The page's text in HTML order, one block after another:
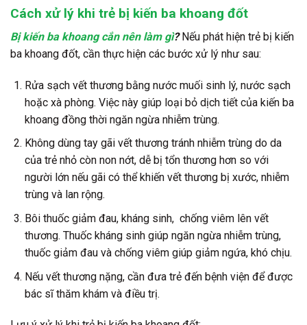
Cách xử lý khi trẻ bị kiến ba khoang đốt
Bị kiến ba khoang cắn nên làm gì? Nếu phát hiện trẻ bị kiến
ba khoang đốt, cần thực hiện các bước xử lý như sau:
Rửa sạch vết thương bằng nước muối sinh lý, nước sạch
hoặc xà phòng. Việc này giúp loại bỏ dịch tiết của kiến ba
khoang đồng thời ngăn ngừa nhiễm trùng.
Không dùng tay gãi vết thương tránh nhiễm trùng do da
của trẻ nhỏ còn non nớt, dễ bị tổn thương hơn so với
người lớn nếu gãi có thể khiến vết thương bị xước, nhiễm
trùng và lan rộng.
Bôi thuốc giảm đau, kháng sinh, chống viêm lên vết
thương. Thuốc kháng sinh giúp ngăn ngừa nhiễm trùng,
thuốc giảm đau và chống viêm giúp giảm ngứa, khó chịu.
Nếu vết thương nặng, cần đưa trẻ đến bệnh viện để được
bác sĩ thăm khám và điều trị.